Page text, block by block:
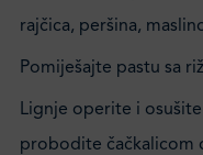
rajčica, peršina,
Pomiješajte pastu sa
Lignje operite i
probodite čačkalicom